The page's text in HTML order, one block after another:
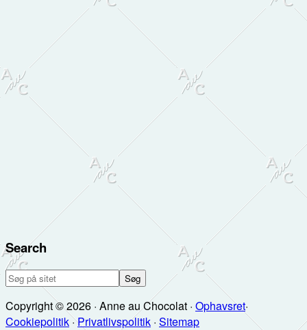
Search
Søg
sitet
Copyright © 2026 · Anne au Chocolat · Ophavsret·
Cookiepolitik·Privatlivspolitik · Sitemap